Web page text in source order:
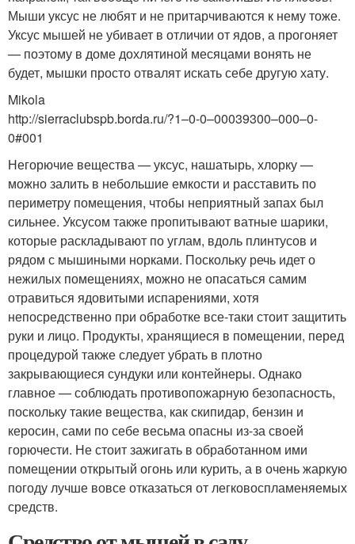
Мыши уксус не любят и не притарчиваются к нему тоже.
Уксус мышей не убивает в отличии от ядов, а прогоняет
— поэтому в доме дохлятиной месяцами вонять не
будет, мышки просто отвалят искать себе другую хату.
Mikola
http://sierraclubspb.borda.ru/?1–0-0–00039300–000–0-
0#001
Негорючие вещества — уксус, нашатырь, хлорку —
можно залить в небольшие емкости и расставить по
периметру помещения, чтобы неприятный запах был
сильнее. Уксусом также пропитывают ватные шарики,
которые раскладывают по углам, вдоль плинтусов и
рядом с мышиными норками. Поскольку речь идет о
нежилых помещениях, можно не опасаться самим
отравиться ядовитыми испарениями, хотя
непосредственно при обработке все-таки стоит защитить
руки и лицо. Продукты, хранящиеся в помещении, перед
процедурой также следует убрать в плотно
закрывающиеся сундуки или контейнеры. Однако
главное — соблюдать противопожарную безопасность,
поскольку такие вещества, как скипидар, бензин и
керосин, сами по себе весьма опасны из-за своей
горючести. Не стоит зажигать в обработанном ими
помещении открытый огонь или курить, а в очень жаркую
погоду лучше вовсе отказаться от легковоспламеняемых
средств.